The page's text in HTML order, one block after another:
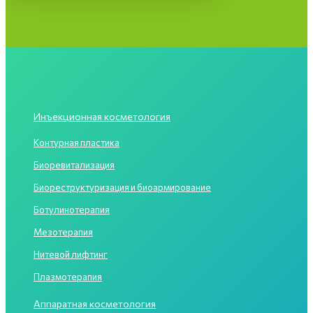
Инъекционная косметология
Контурная пластика
Биоревитализация
Биореструктуризация и биоармирование
Ботулинотерапия
Мезотерапия
Нитевой лифтинг
Плазмотерапия
Аппаратная косметология